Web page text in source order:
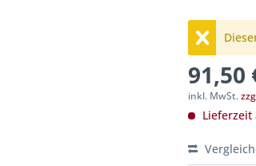
91,50
inkl. MwSt.
Lieferzeit